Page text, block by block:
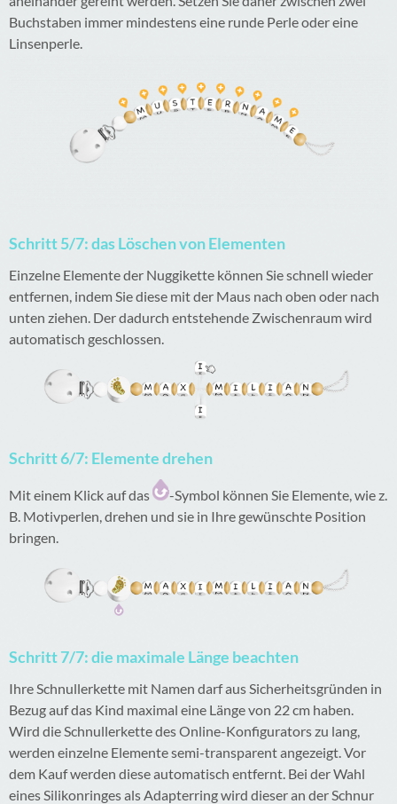
Buchstaben immer mindestens eine runde Perle oder eine
Linsenperle.
Schritt 5/7: das Löschen von Elementen
Einzelne Elemente der Nuggikette können Sie schnell wieder
entfernen, indem Sie diese mit der Maus nach oben oder nach
unten ziehen. Der dadurch entstehende Zwischenraum wird
automatisch geschlossen.
Schritt 6/7: Elemente drehen
Mit einem Klick auf das
-Symbol können Sie Elemente, wie z.
B. Motivperlen, drehen und sie in Ihre gewünschte Position
bringen.
Schritt 7/7: die maximale Länge beachten
Ihre Schnullerkette mit Namen darf aus Sicherheitsgründen in
Bezug auf das Kind maximal eine Länge von 22 cm haben.
Wird die Schnullerkette des Online-Konfigurators zu lang,
werden einzelne Elemente semi-transparent angezeigt. Vor
dem Kauf werden diese automatisch entfernt. Bei der Wahl
eines Silikonringes als Adapterring wird dieser an der Schnur